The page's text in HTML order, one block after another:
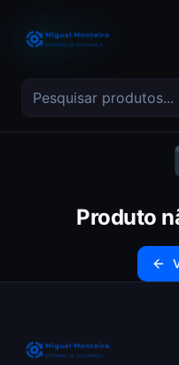
Produto